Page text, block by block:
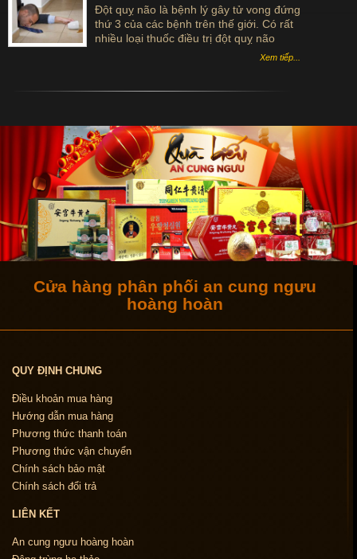
Đột quỵ não là bệnh lý gây tử vong đứng
thứ 3 của các bệnh trên thế giới. Có rất
nhiều loại thuốc điều trị đột quỵ não
Đông y đang được dùng trong việc chữa
Xem tiếp...
Cửa hàng phân phối an cung ngưu
hoàng hoàn
QUY ĐỊNH CHUNG
Điều khoản mua hàng
Hướng dẫn mua hàng
Phương thức thanh toán
Phương thức vận chuyển
Chính sách bảo mật
Chính sách đổi trả
LIÊN KẾT
An cung ngưu hoàng hoàn